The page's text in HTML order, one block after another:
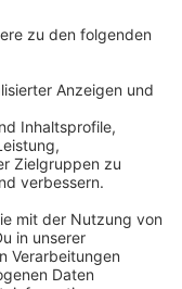
aller Zeiten
werden und noch
hat er aus
geformt.
Handy, mit dem
von